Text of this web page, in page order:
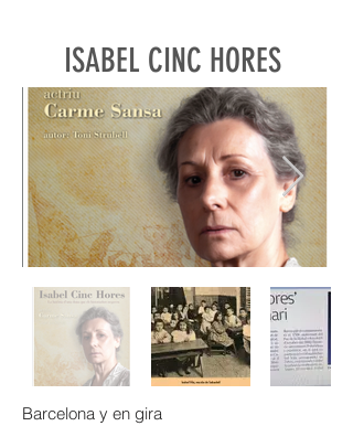
ISABEL CINC HORES
Barcelona y en gira